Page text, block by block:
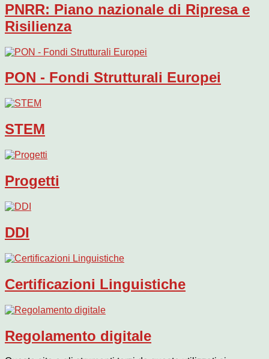
PNRR: Piano nazionale di Ripresa e
Risilienza
PON - Fondi Strutturali Europei
STEM
Progetti
DDI
Certificazioni Linguistiche
Regolamento digitale